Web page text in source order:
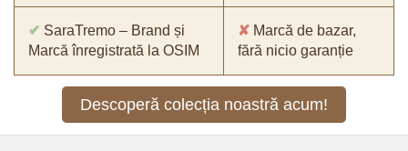
✔ SaraTremo – Brand și
Marcă înregistrată la OSIM
✘ Marcă de bazar,
fără nicio garanție
Descoperă colecția noastră acum!